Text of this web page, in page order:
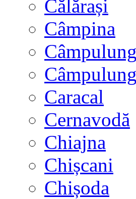
Călărași
Câmpina
Câmpulung
Caracal
Cernavodă
Chiajna
Chișcani
Chișoda